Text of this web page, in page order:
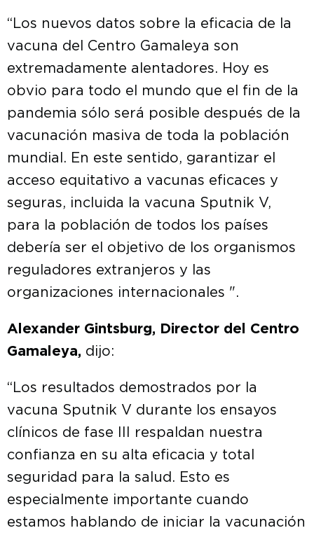
“Los nuevos datos sobre la eficacia de la
vacuna del Centro Gamaleya son
extremadamente alentadores. Hoy es
obvio para todo el mundo que el fin de la
pandemia sólo será posible después de la
vacunación masiva de toda la población
mundial. En este sentido, garantizar el
acceso equitativo a vacunas eficaces y
seguras, incluida la vacuna Sputnik V,
para la población de todos los países
debería ser el objetivo de los organismos
reguladores extranjeros y las
organizaciones internacionales ".
Alexander Gintsburg, Director del Centro
Gamaleya, dijo:
“Los resultados demostrados por la
vacuna Sputnik V durante los ensayos
clínicos de fase III respaldan nuestra
confianza en su alta eficacia y total
seguridad para la salud. Esto es
especialmente importante cuando
estamos hablando de iniciar la vacunación